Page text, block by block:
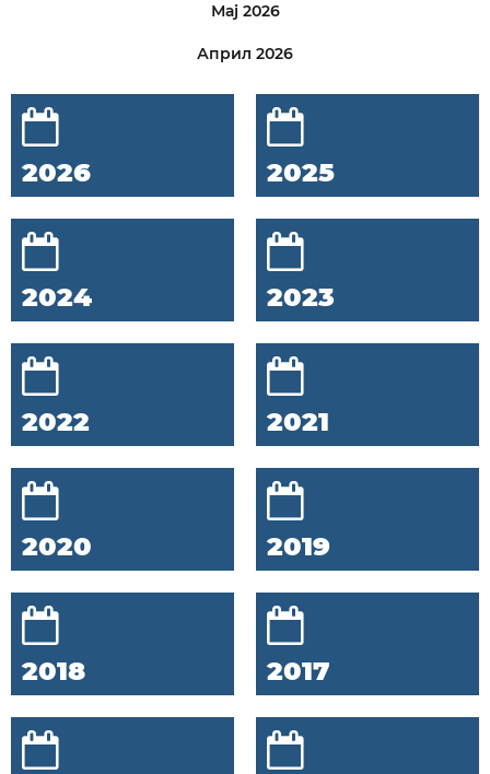
Мај 2026
Април 2026
2026 2025
2024 2023
2022 2021
2020 2019
2018 2017